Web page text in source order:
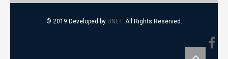
© 2019 Developed by UNET. All Rights Reserved.